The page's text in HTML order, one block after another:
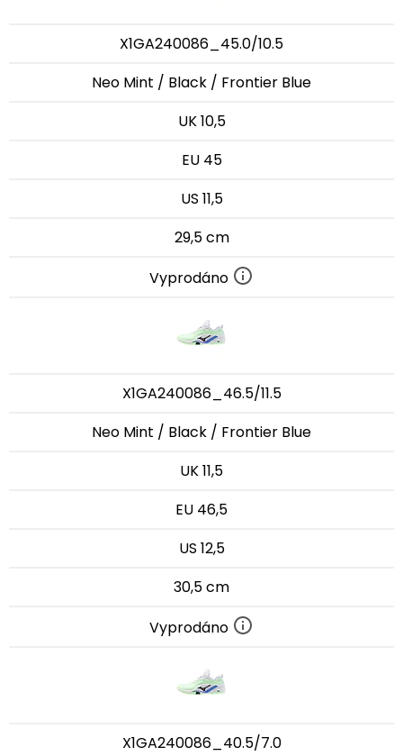
X1GA240086_45.0/10.5
Neo Mint / Black / Frontier Blue
UK 10,5
EU 45
US 11,5
29,5 cm
Vyprodáno
X1GA240086_46.5/11.5
Neo Mint / Black / Frontier Blue
UK 11,5
EU 46,5
US 12,5
30,5 cm
Vyprodáno
X1GA240086_40.5/7.0